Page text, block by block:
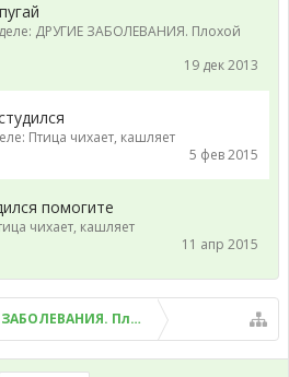
ДРУГИЕ ЗАБОЛЕВАНИЯ. Плохой
19 дек 2013
Птица чихает, кашляет
5 фев 2015
помогите
чихает, кашляет
11 апр 2015
Плохой помет, рвота и